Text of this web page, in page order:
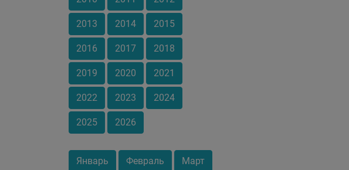
2013 2014 2015
2016 2017 2018
2019 2020 2021
2022 2023 2024
2025 2026
Январь Февраль Март